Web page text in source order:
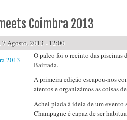
Coimbra 2013
7 Agosto, 2013 - 12:00
O palco foi o recinto das piscinas
Bairrada.
A primeira edição escapou-nos
atentos e organizámos as coisas
Achei piada à ideia de um evento
Champagne é capaz de ser